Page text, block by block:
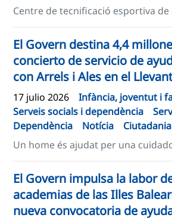
Centre de tecnificació esportiva de
El Govern destina 4,4
concierto de servicio de
con Arrels i Ales en el
17 julio 2026
Infància, joventut i
Serveis socials i dependència
Dependència
Notícia
Ciutadania
Un home és ajudat per una
El Govern impulsa la labor
academias de las Illes
nueva convocatoria de